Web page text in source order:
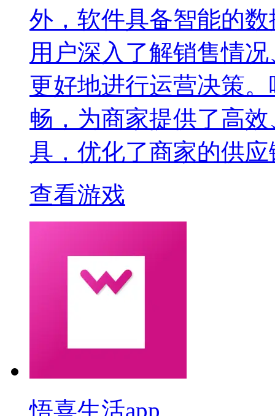
外，软件具备智能的
用户深入了解销售情
更好地进行运营决策
畅，为商家提供了高
具，优化了商家的供
查看游戏
悟喜生活app